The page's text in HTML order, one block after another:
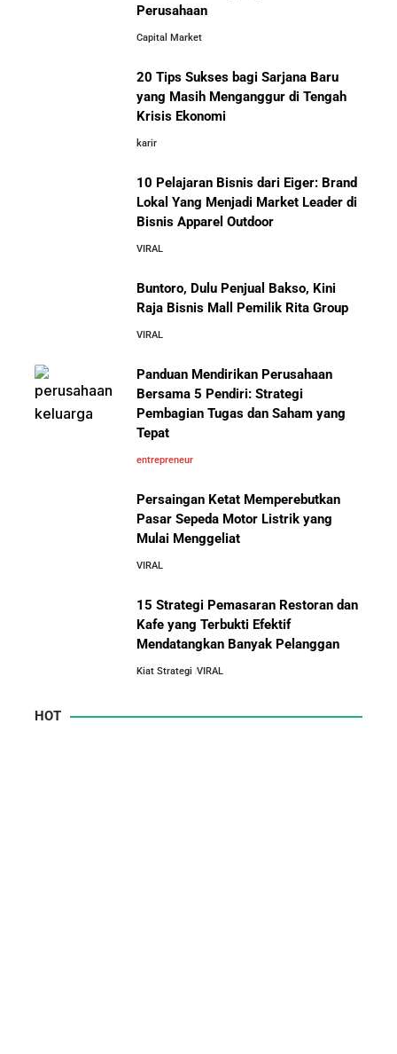
Perusahaan
Capital Market
20 Tips Sukses bagi Sarjana Baru
yang Masih Menganggur di Tengah
Krisis Ekonomi
karir
10 Pelajaran Bisnis dari Eiger: Brand
Lokal Yang Menjadi Market Leader di
Bisnis Apparel Outdoor
VIRAL
Buntoro, Dulu Penjual Bakso, Kini
Raja Bisnis Mall Pemilik Rita Group
VIRAL
Panduan Mendirikan Perusahaan
Bersama 5 Pendiri: Strategi
Pembagian Tugas dan Saham yang
Tepat
entrepreneur
Persaingan Ketat Memperebutkan
Pasar Sepeda Motor Listrik yang
Mulai Menggeliat
VIRAL
15 Strategi Pemasaran Restoran dan
Kafe yang Terbukti Efektif
Mendatangkan Banyak Pelanggan
Kiat Strategi VIRAL
HOT